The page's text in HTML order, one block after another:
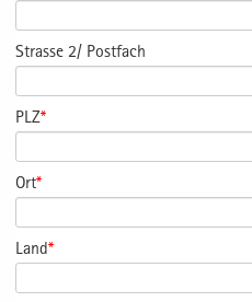
Strasse 2/ Postfach
PLZ*
Ort*
Land*